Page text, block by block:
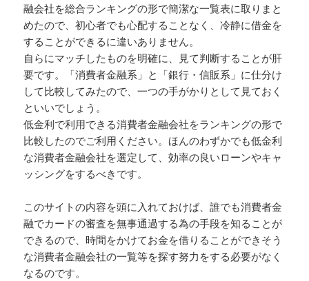
融会社を総合ランキングの形で簡潔な一覧表に取りまと
めたので、初心者でも心配することなく、冷静に借金を
することができるに違いありません。
自らにマッチしたものを明確に、見て判断することが肝
要です。「消費者金融系」と「銀行・信販系」に仕分け
して比較してみたので、一つの手がかりとして見ておく
といいでしょう。
低金利で利用できる消費者金融会社をランキングの形で
比較したのでご利用ください。ほんのわずかでも低金利
な消費者金融会社を選定して、効率の良いローンやキャ
ッシングをするべきです。
このサイトの内容を頭に入れておけば、誰でも消費者金
融でカードの審査を無事通過する為の手段を知ることが
できるので、時間をかけてお金を借りることができそう
な消費者金融会社の一覧等を探す努力をする必要がなく
なるのです。